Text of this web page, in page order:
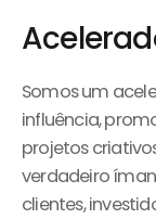
Somos um
influência,
projetos
verdadeiro
clientes,